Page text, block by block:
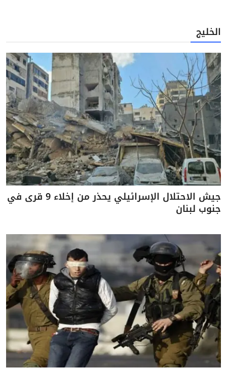
الخليج
جيش الاحتلال الإسرائيلي يحذر من إخلاء 9 قرى في
جنوب لبنان